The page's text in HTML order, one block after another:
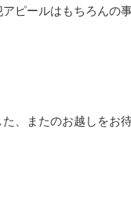
ピールはもちろんの
、またのお越しをお